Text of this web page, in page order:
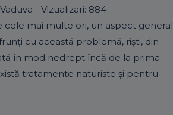
- Vizualizari: 884
cele mai multe ori, un aspect general
cu această problemă, rişti, din
în mod nedrept încă de la prima
tratamente naturiste și pentru